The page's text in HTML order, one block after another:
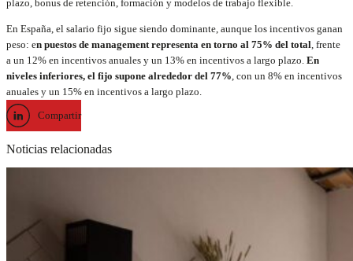
plazo, bonus de retención, formación y modelos de trabajo flexible.
En España, el salario fijo sigue siendo dominante, aunque los incentivos ganan
peso: en puestos de management representa en torno al 75% del total , frente
a un 12% en incentivos anuales y un 13% en incentivos a largo plazo. En
niveles inferiores, el fijo supone alrededor del 77% , con un 8% en incentivos
anuales y un 15% en incentivos a largo plazo.
Compartir
Noticias relacionadas